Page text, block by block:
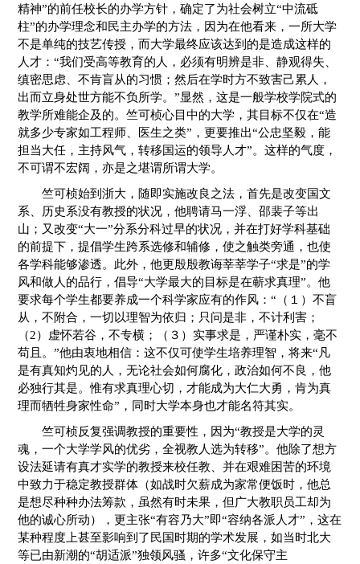
精神”的前任校长的办学方针，确定了为社会树立“中流砥
柱”的办学理念和民主办学的方法，因为在他看来，一所大学
不是单纯的技艺传授，而大学最终应该达到的是造成这样的
人才：“我们受高等教育的人，必须有明辨是非、静观得失、
缜密思虑、不肯盲从的习惯；然后在学时方不致害己累人，
出而立身处世方能不负所学。”显然，这是一般学校学院式的
教学所难能企及的。竺可桢心目中的大学，其目标不仅在“造
就多少专家如工程师、医生之类”，更要推出“公忠坚毅，能
担当大任，主持风气，转移国运的领导人才”。这样的气度，
不可谓不宏阔，亦是之堪谓所谓大学。
竺可桢始到浙大，随即实施改良之法，首先是改变国文
系、历史系没有教授的状况，他聘请马一浮、邵裴子等出
山；又改变“大一”分系分科过早的状况，并在打好学科基础
的前提下，提倡学生跨系选修和辅修，使之触类旁通，也使
各学科能够渗透。此外，他更殷殷教诲莘莘学子“求是”的学
风和做人的品行，倡导“大学最大的目标是在蕲求真理”。他
要求每个学生都要养成一个科学家应有的作风：“（１）不盲
从，不附合，一切以理智为依归；只问是非，不计利害；
（2）虚怀若谷，不专横；（３）实事求是，严谨朴实，毫不
苟且。”他由衷地相信：这不仅可使学生培养理智，将来“凡
是有真知灼见的人，无论社会如何腐化，政治如何不良，他
必独行其是。惟有求真理心切，才能成为大仁大勇，肯为真
理而牺牲身家性命”，同时大学本身也才能名符其实。
竺可桢反复强调教授的重要性，因为“教授是大学的灵
魂，一个大学学风的优劣，全视教人选为转移”。他除了想方
设法延请有真才实学的教授来校任教、并在艰难困苦的环境
中致力于稳定教授群体（如战时欠薪成为家常便饭时，他总
是想尽种种办法筹款，虽然有时未果，但广大教职员工却为
他的诚心所动），更主张“有容乃大”即“容纳各派人才”，这在
某种程度上甚至影响到了民国时期的学术发展，如当时北大
等已由新潮的“胡适派”独领风骚，许多“文化保守主